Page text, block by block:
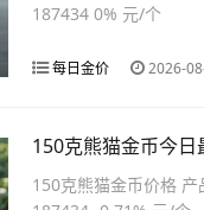
187434 0% 元/个
每日金价 2026-
150克熊猫金币今日
150克熊猫金币价格